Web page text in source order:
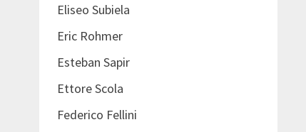
Eliseo Subiela
Eric Rohmer
Esteban Sapir
Ettore Scola
Federico Fellini